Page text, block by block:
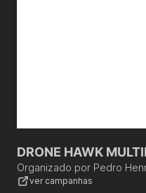
DRONE HAWK
Organizado por Pedro
ver campanhas